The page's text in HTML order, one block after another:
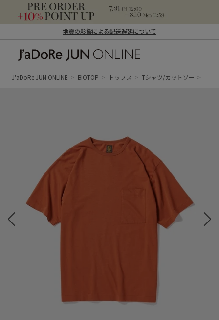
地震の影響による配送遅延について
ン オンライン）
J'aDoRe JUN ONLINE BIOTOP トップス Tシャツ/カットソー